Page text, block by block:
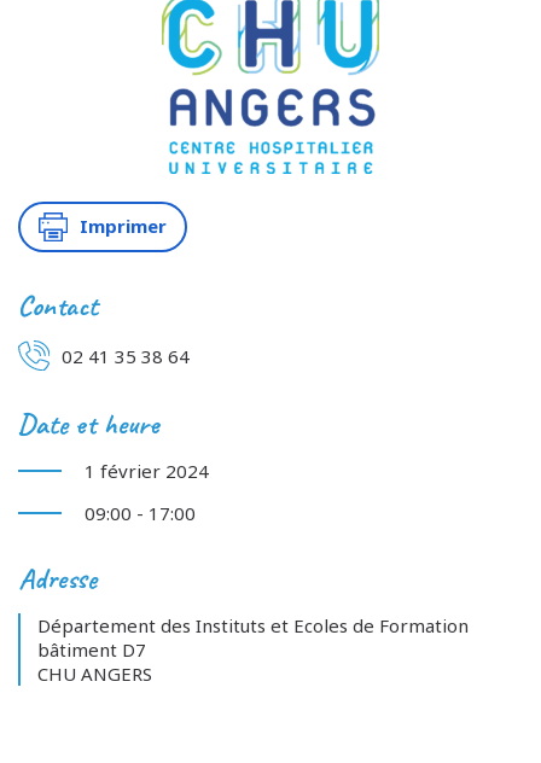
Imprimer
Contact
02 41 35 38 64
Date et heure
1 février 2024
09:00 - 17:00
Adresse
Département des Instituts et Ecoles de Formation
bâtiment D7
CHU ANGERS